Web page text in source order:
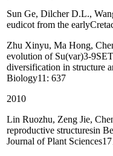
Sun Ge, Dilcher D.L.,
eudicot from the
Zhu Xinyu, Ma Hong,
evolution of Su(var)3-
diversification in structure
Biology11: 637
2010
Lin Ruozhu, Zeng Jie,
reproductive structuresin
Journal of Plant